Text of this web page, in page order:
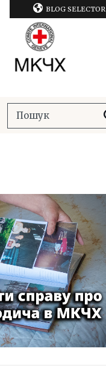
BLOG SELECTOR